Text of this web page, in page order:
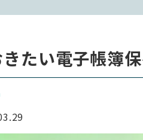
たい電子帳簿